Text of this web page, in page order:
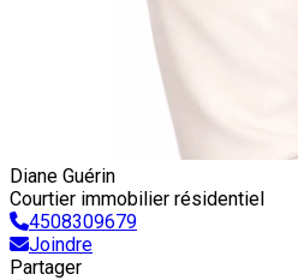
Diane Guérin
Courtier immobilier résidentiel
4508309679
Joindre
Partager